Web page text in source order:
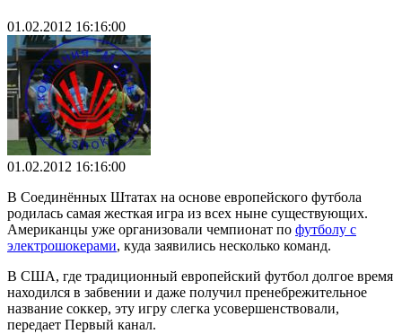
01.02.2012 16:16:00
01.02.2012 16:16:00
В Соединённых Штатах на основе европейского футбола
родилась самая жесткая игра из всех ныне существующих.
Американцы уже организовали чемпионат по футболу с
электрошокерами, куда заявились несколько команд.
В США, где традиционный европейский футбол долгое время
находился в забвении и даже получил пренебрежительное
название соккер, эту игру слегка усовершенствовали,
передает Первый канал.